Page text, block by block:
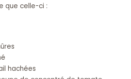
que celle-ci :
hachées